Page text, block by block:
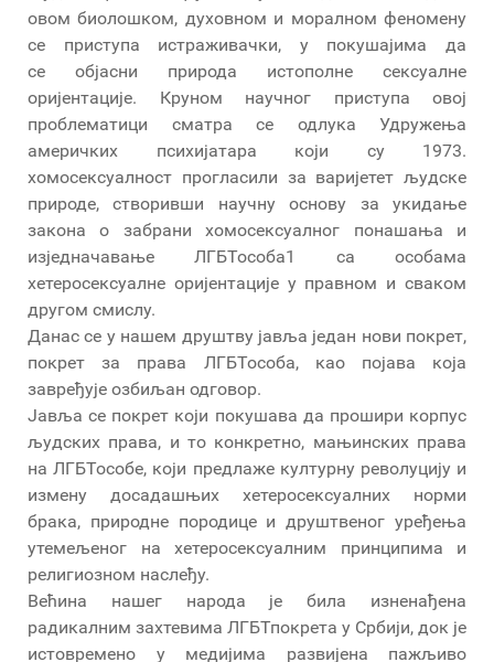
овом биолошком, духовном и моралном феномену
се приступа истраживачки, у покушајима да
се објасни природа истополне сексуалне
оријентације. Круном научног приступа овој
проблематици сматра се одлука Удружења
америчких психијатара који су 1973.
хомосексуалност прогласили за варијетет људске
природе, створивши научну основу за укидање
закона о забрани хомосексуалног понашања и
изједначавање ЛГБТ­особа1 са особама
хетеросексуалне оријентације у правном и сваком
другом смислу.
Данас се у нашем друштву јавља један нови покрет,
покрет за права ЛГБТ­особа, као појава која
завређује озбиљан одговор.
Јавља се покрет који покушава да прошири корпус
људских права, и то конкретно, мањинских права
на ЛГБТ­особе, који предлаже културну револуцију и
измену досадашњих хетеросексуалних норми
брака, природне породице и друштвеног уређења
утемељеног на хетеросексуалним принципима и
религиозном наслеђу.
Већина нашег народа је била изненађена
радикалним захтевима ЛГБТ­покрета у Србији, док је
истовремено у медијима развијена пажљиво